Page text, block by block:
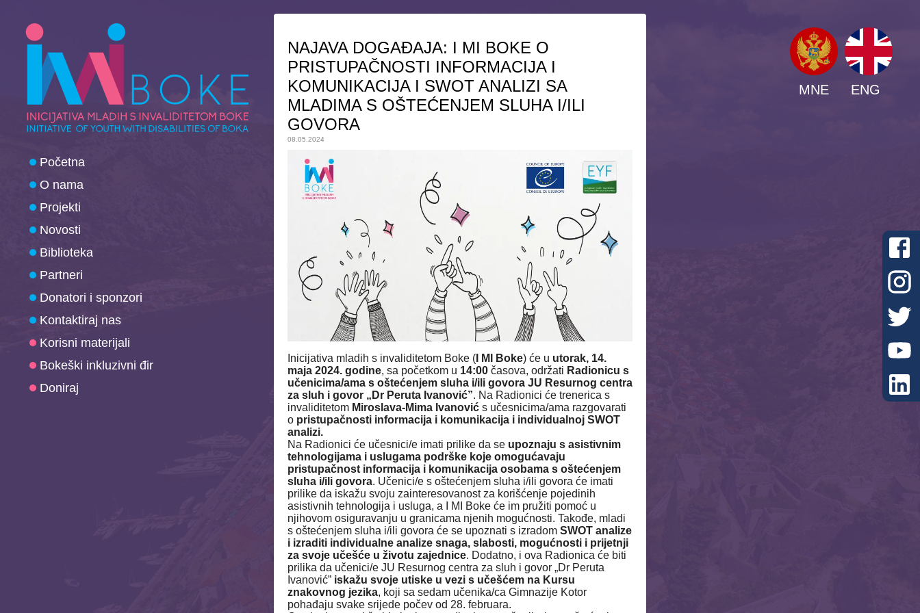
MNE ENG
Početna
O nama
Projekti
Novosti
Biblioteka
Partneri
Donatori i sponzori
Kontaktiraj nas
Korisni materijali
Bokeški inkluzivni đir
Doniraj
NAJAVA DOGAĐAJA: I MI BOKE O
PRISTUPAČNOSTI INFORMACIJA I
KOMUNIKACIJA I SWOT ANALIZI SA
MLADIMA S OŠTEĆENJEM SLUHA I/ILI
GOVORA
08.05.2024
Inicijativa mladih s invaliditetom Boke ( I MI Boke) će u utorak, 14.
maja 2024. godine, sa početkom u 14:00 časova, održati Radionicu s
učenicima/ama s oštećenjem sluha i/ili govora JU Resurnog centra
za sluh i govor „Dr Peruta Ivanović”. Na Radionici će trenerica s
invaliditetom Miroslava-Mima Ivanović s učesnicima/ama razgovarati
o pristupačnosti informacija i komunikacija i individualnoj SWOT
analizi.
Na Radionici će učesnici/e imati prilike da se upoznaju s asistivnim
tehnologijama i uslugama podrške koje omogućavaju
pristupačnost informacija i komunikacija osobama s oštećenjem
sluha i/ili govora. Učenici/e s oštećenjem sluha i/ili govora će imati
prilike da iskažu svoju zainteresovanost za korišćenje pojedinih
asistivnih tehnologija i usluga, a I MI Boke će im pružiti pomoć u
njihovom osiguravanju u granicama njenih mogućnosti. Takođe, mladi
s oštećenjem sluha i/ili govora će se upoznati s izradom SWOT analize
i izraditi individualne analize snaga, slabosti, mogućnosti i prijetnji
za svoje učešće u životu zajednice. Dodatno, i ova Radionica će biti
prilika da učenici/e JU Resurnog centra za sluh i govor „Dr Peruta
Ivanović” iskažu svoje utiske u vezi s učešćem na Kursu
znakovnog jezika, koji sa sedam učenika/ca Gimnazije Kotor
pohađaju svake srijede počev od 28. februara.